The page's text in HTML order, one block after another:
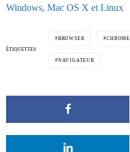
Windows, Mac OS X et Linux
ÉTIQUETTES
BROWSER CHROME
NAVIGATEUR